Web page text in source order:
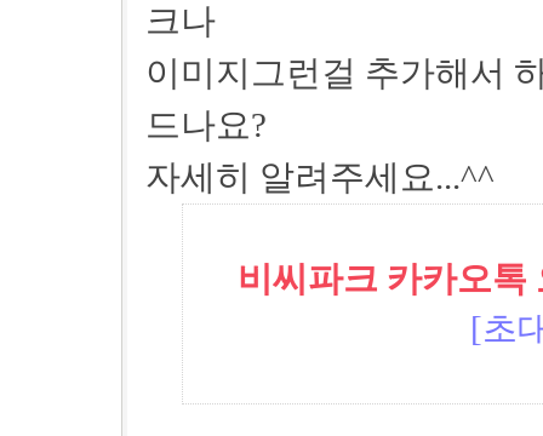
크나
이미지그런걸 추가해서
드나요?
자세히 알려주세요...^^
비씨파크 카카오톡
[초